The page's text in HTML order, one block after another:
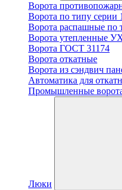
Ворота
Ворота по типу серии
Ворота распашные по
Ворота утепленные
Ворота ГОСТ 31174
Ворота откатные
Ворота из сэндвич
Автоматика для
Промышленные
Люки